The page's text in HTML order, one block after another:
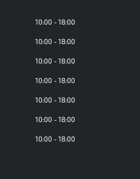
10:00 18:00
10:00 18:00
10:00 18:00
10:00 18:00
10:00 18:00
10:00 18:00
10:00 18:00